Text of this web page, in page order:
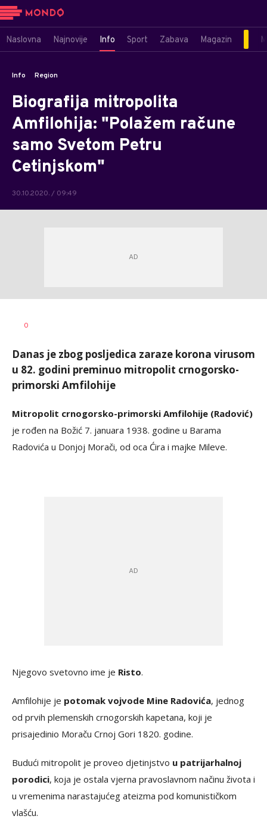
Naslovna Najnovije Info Sport Zabava Magazin
Info Region
Biografija mitropolita
Amfilohija: "Polažem račune
samo Svetom Petru
Cetinjskom"
30.10.2020. / 09:49
AUTOR
0
Danas je zbog posljedica zaraze korona virusom
u 82. godini preminuo mitropolit crnogorsko-
primorski Amfilohije
Mitropolit crnogorsko-primorski Amfilohije (Radović)
je rođen na Božić 7. januara 1938. godine u Barama
Radovića u Donjoj Morači, od oca Ćira i majke Mileve.
Njegovo svetovno ime je Risto.
Amfilohije je potomak vojvode Mine Radovića, jednog
od prvih plemenskih crnogorskih kapetana, koji je
prisajedinio Moraču Crnoj Gori 1820. godine.
Budući mitropolit je proveo djetinjstvo u patrijarhalnoj
porodici, koja je ostala vjerna pravoslavnom načinu života i
u vremenima narastajućeg ateizma pod komunističkom
vlašću.